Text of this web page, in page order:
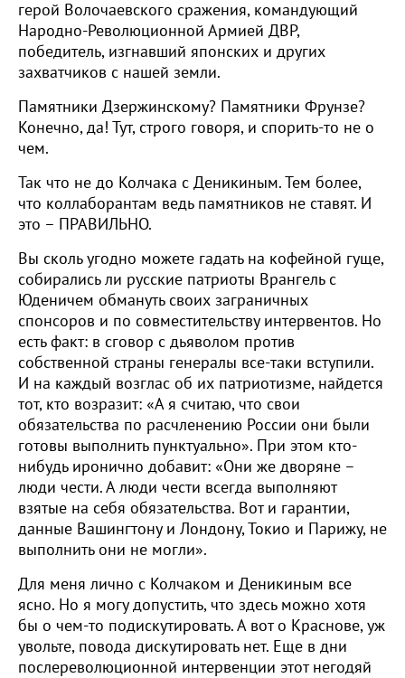
герой Волочаевского сражения, командующий
Народно-Революционной Армией ДВР,
победитель, изгнавший японских и других
захватчиков с нашей земли.
Памятники Дзержинскому? Памятники Фрунзе?
Конечно, да! Тут, строго говоря, и спорить-то не о
чем.
Так что не до Колчака с Деникиным. Тем более,
что коллаборантам ведь памятников не ставят. И
это – ПРАВИЛЬНО.
Вы сколь угодно можете гадать на кофейной гуще,
собирались ли русские патриоты Врангель с
Юденичем обмануть своих заграничных
спонсоров и по совместительству интервентов. Но
есть факт: в сговор с дьяволом против
собственной страны генералы все-таки вступили.
И на каждый возглас об их патриотизме, найдется
тот, кто возразит: «А я считаю, что свои
обязательства по расчленению России они были
готовы выполнить пунктуально». При этом кто-
нибудь иронично добавит: «Они же дворяне –
люди чести. А люди чести всегда выполняют
взятые на себя обязательства. Вот и гарантии,
данные Вашингтону и Лондону, Токио и Парижу, не
выполнить они не могли».
Для меня лично с Колчаком и Деникиным все
ясно. Но я могу допустить, что здесь можно хотя
бы о чем-то подискутировать. А вот о Краснове, уж
увольте, повода дискутировать нет. Еще в дни
послереволюционной интервенции этот негодяй